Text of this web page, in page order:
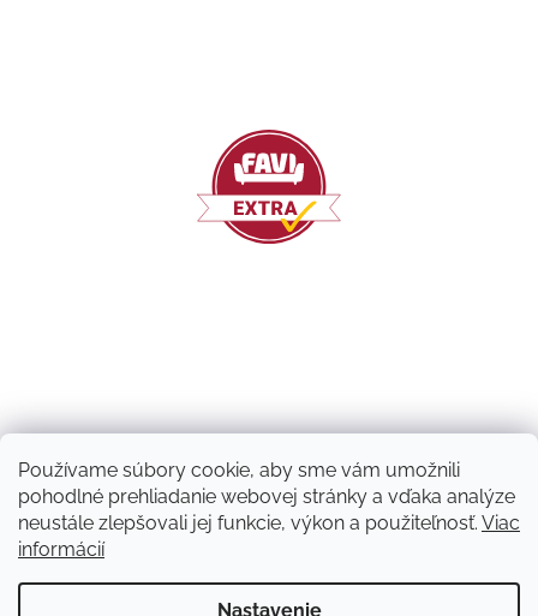
Používame súbory cookie, aby sme vám umožnili
pohodlné prehliadanie webovej stránky a vďaka analýze
neustále zlepšovali jej funkcie, výkon a použiteľnosť. Viac
informácií
Nastavenie